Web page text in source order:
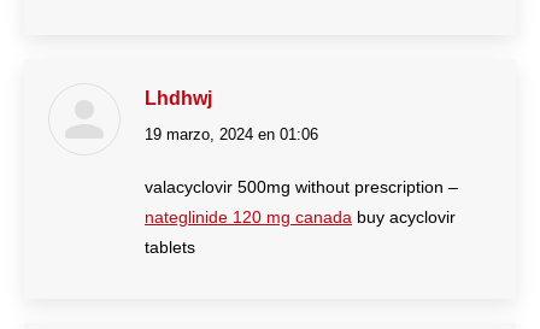
Lhdhwj
dice:
19 marzo, 2024 en 01:06
valacyclovir 500mg without prescription –
nateglinide 120 mg canada buy acyclovir
tablets